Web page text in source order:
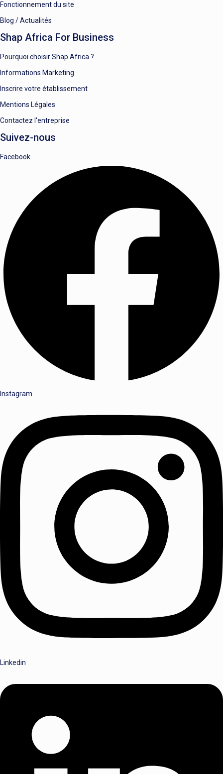
Fonctionnement du site
Blog / Actualités
Shap Africa For Business
Pourquoi choisir Shap Africa ?
Informations Marketing
Inscrire votre établissement
Mentions Légales
Contactez l'entreprise
Suivez-nous
Facebook
Instagram
Linkedin